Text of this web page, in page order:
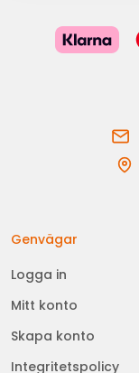
Genvägar
Logga in
Mitt konto
Skapa konto
Integritetspolicy